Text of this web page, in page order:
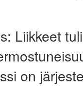
Liikkeet
on